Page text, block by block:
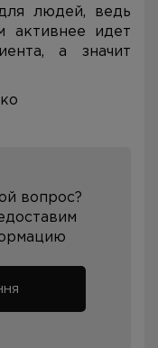
людей, ведь
активнее идет
а значит
вопрос?